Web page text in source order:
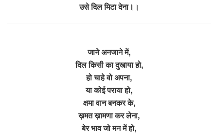
उसे दिल मिटा देना।।
जाने अनजाने में,
दिल किसी का दुखाया हो,
हो चाहे वो अपना,
या कोई पराया हो,
क्षमा वान बनकर के,
ख़मत ख़ामणा कर लेना,
बेर भाव जो मन में हो,